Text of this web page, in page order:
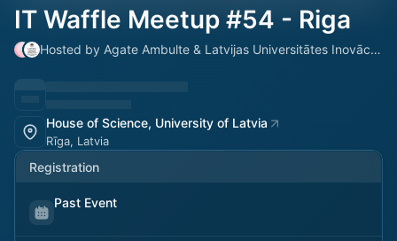
IT Waffle Meetup #54 - Riga
Hosted by Agate Ambulte & Latvijas Universitātes Inovāciju un akselerācijas centrs
House of Science, University of Latvia
Rīga, Latvia
Registration
Past Event